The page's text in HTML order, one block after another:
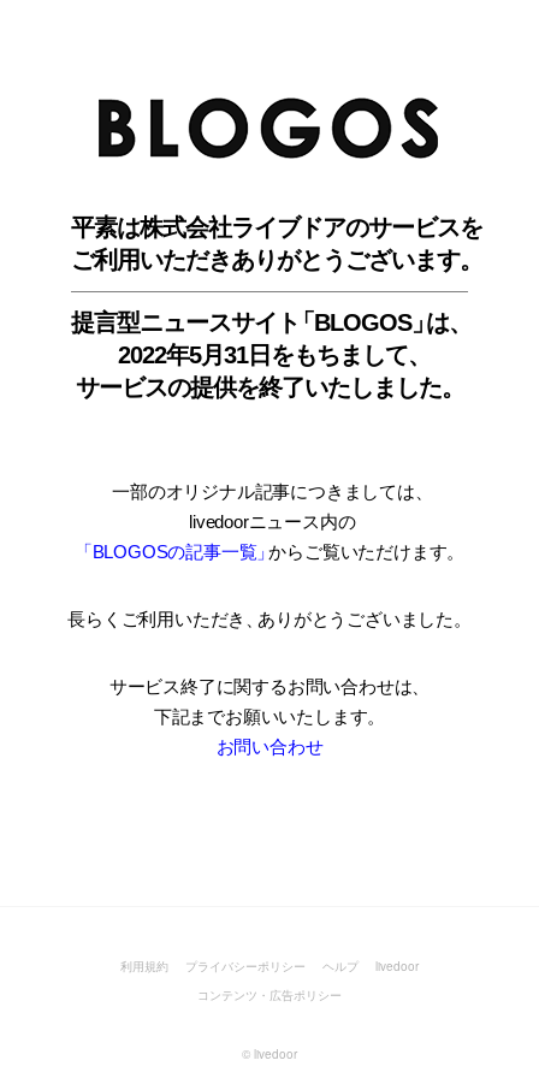
平素は株式会社ライブドアのサービスを
ご利用いただきありがとうございます。
提言型ニュースサイ ト「BLOGOS」は、
2022年5月31日をもちまして、
サービスの提供を終了いたしました。
一部のオリジナル記事につきましては
livedoorニュース内の
「BLOGOSの記事一覧」からご覧いただけます。
長らくご利用いただき ありがとうございました。
サービス終了に関するお問い合わせは、
下記までお願いいたします。
お問い合わせ
利用規約 プライバシーポリシー ヘルプ
livedoor
コンテンツ・広告ポリシー
© livedoor